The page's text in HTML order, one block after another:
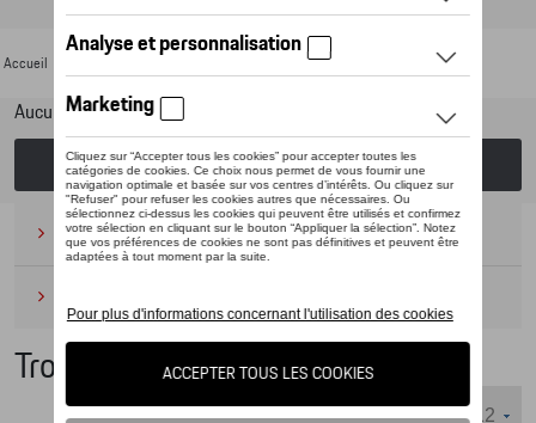
Accueil Bagages > Trousses de toilette
Aucun modèle sélectionné (Tout afficher)
Choisissez un modèle
Camping(2)
Trousses de toilette
Nombre d'éléments affichés :